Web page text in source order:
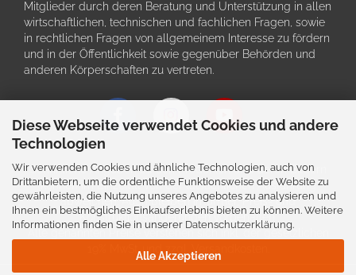
Diese Webseite verwendet Cookies und andere
Technologien
Wir verwenden Cookies und ähnliche Technologien, auch von
Drittanbietern, um die ordentliche Funktionsweise der Website zu
gewährleisten, die Nutzung unseres Angebotes zu analysieren und
Ihnen ein bestmögliches Einkaufserlebnis bieten zu können. Weitere
Informationen finden Sie in unserer Datenschutzerklärung.
Alle Akzeptieren
Mitglieder durch deren Beratung und Unterstützung in allen
wirtschaftlichen, technischen und fachlichen Fragen, sowie
in rechtlichen Fragen von allgemeinem Interesse zu fördern
und in der Öffentlichkeit sowie gegenüber Behörden und
anderen Körperschaften zu vertreten.
Schriftliche Angaben zu den Produkten und deren Bildern
können im Einzefall von der tatsächlichen Ausführung
abweichen. Auch bleiben Irrtürmer, Preis- und
Konstruktionsänderungen vorbehalten.
Alle genannten Preise verstehen sich inkl. der gesetzlichen
19% MwSt. und zzgl. Versandkosten.